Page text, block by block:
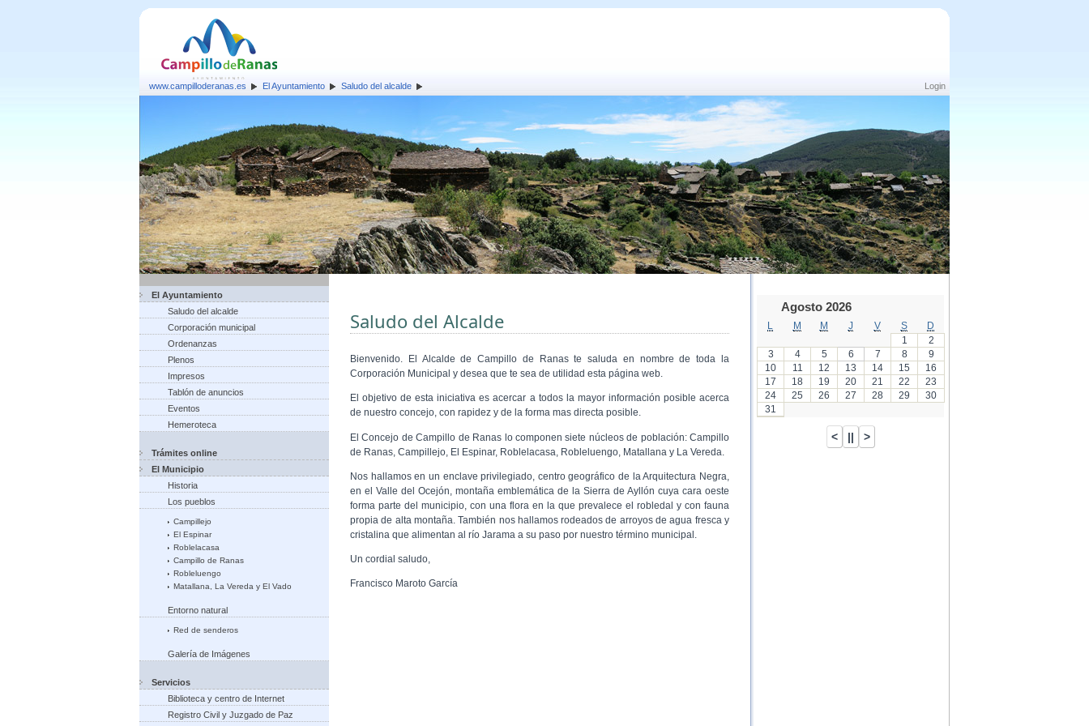
Login
www.campilloderanas.es El Ayuntamiento Saludo del alcalde
El Ayuntamiento
Saludo del alcalde
Corporación municipal
Ordenanzas
Plenos
Impresos
Tablón de anuncios
Eventos
Hemeroteca
Trámites online
El Municipio
Historia
Los pueblos
Campillejo
El Espinar
Roblelacasa
Campillo de Ranas
Robleluengo
Matallana, La Vereda y El Vado
Entorno natural
Red de senderos
Galería de Imágenes
Servicios
Biblioteca y centro de Internet
Registro Civil y Juzgado de Paz
Saludo del Alcalde
Bienvenido. El Alcalde de Campillo de Ranas te saluda en nombre de toda la
Corporación Municipal y desea que te sea de utilidad esta página web.
El objetivo de esta iniciativa es acercar a todos la mayor información posible acerca
de nuestro concejo, con rapidez y de la forma mas directa posible.
El Concejo de Campillo de Ranas lo componen siete núcleos de población: Campillo
de Ranas, Campillejo, El Espinar, Roblelacasa, Robleluengo, Matallana y La Vereda.
Nos hallamos en un enclave privilegiado, centro geográfico de la Arquitectura Negra,
en el Valle del Ocejón, montaña emblemática de la Sierra de Ayllón cuya cara oeste
forma parte del municipio, con una flora en la que prevalece el robledal y con fauna
propia de alta montaña. También nos hallamos rodeados de arroyos de agua fresca y
cristalina que alimentan al río Jarama a su paso por nuestro término municipal.
Un cordial saludo,
Francisco Maroto García
Agosto 2026
M M J V S
D
1
2
3
4 5 6 7 8
9
10
11 12 13 14 15
16
17
18 19 20 21 22
23
24
25 26 27 28 29
30
31